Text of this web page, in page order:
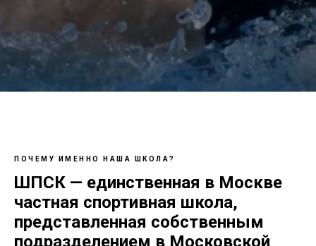
ПОЧЕМУ ИМЕННО НАША ШКОЛА?
ШПСК — единственная в Москве
частная спортивная школа,
представленная собственным
подразделением в Московской